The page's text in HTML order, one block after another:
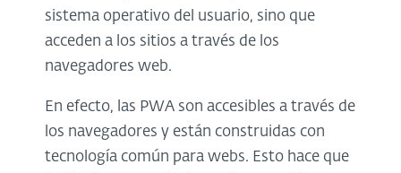
sistema operativo del usuario, sino que
acceden a los sitios a través de los
navegadores web.
En efecto, las PWA son accesibles a través de
los navegadores y están construidas con
tecnología común para webs. Esto hace que